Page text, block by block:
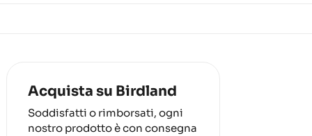
Acquista su Birdland
Soddisfatti o rimborsati, ogni
nostro prodotto è con consegna